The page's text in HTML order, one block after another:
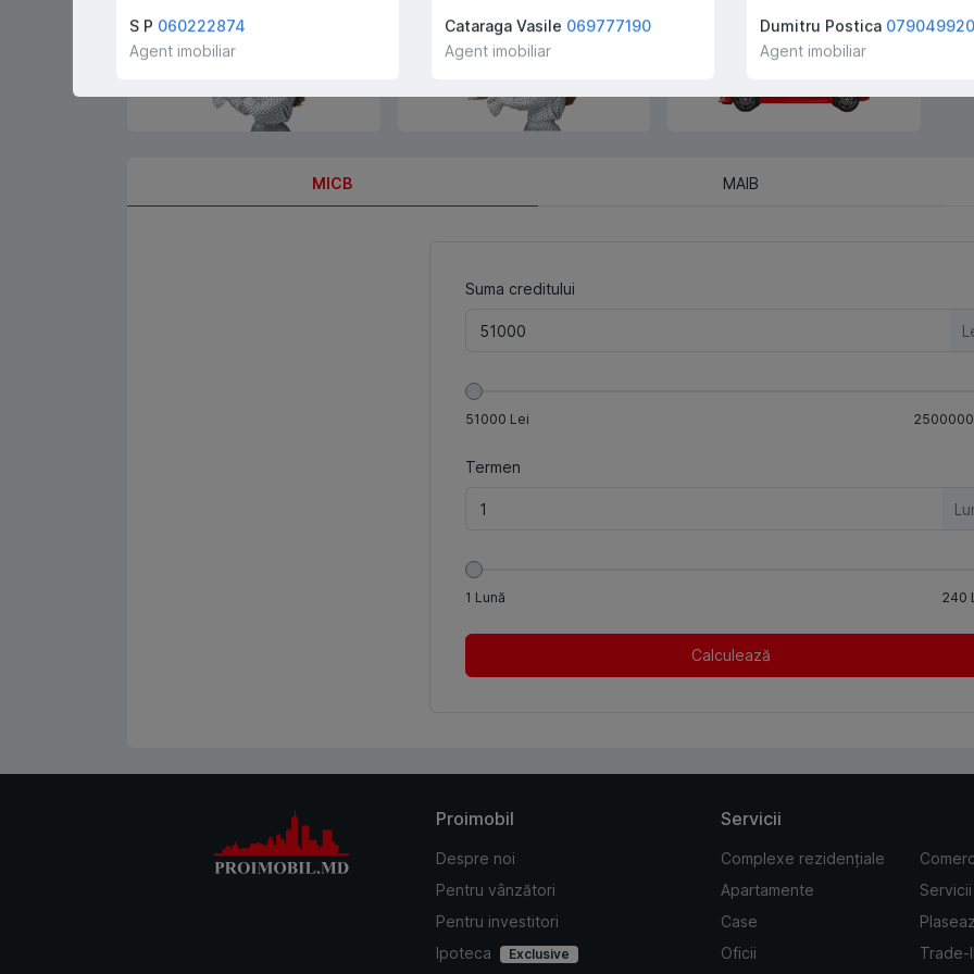
cumpărători și chiriași
gratis!
MICB MAIB
Suma creditului
51000 Lei 2500000
Termen
1 Lună 240
Calculează
Proimobil
Despre noi
Pentru vânzători
Pentru investitori
Ipoteca
Exclusive
Servicii
Complexe rezidențiale
Apartamente
Case
Oficii
Servicii
Trade-
S P 060222874
Agent imobiliar
Cataraga Vasile 069777190
Agent imobiliar
Dumitru Postica 079049920
Agent imobiliar